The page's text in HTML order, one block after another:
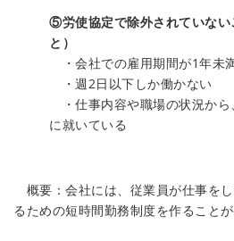
⑤労使協定で除外されていない
と）
・会社での雇用期間が1年未
・週2日以下しか働かない
・仕事内容や職場の状況か
に就いている
概要：会社には、従業員が仕事を
るための短時間勤務制度を作ること